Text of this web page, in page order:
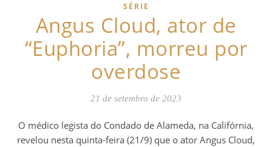
SÉRIE
Angus Cloud, ator de
“Euphoria”, morreu por
overdose
21 de setembro de 2023
O médico legista do Condado de Alameda, na Califórnia,
revelou nesta quinta-feira (21/9) que o ator Angus Cloud,